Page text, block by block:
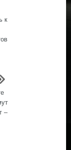
к
–